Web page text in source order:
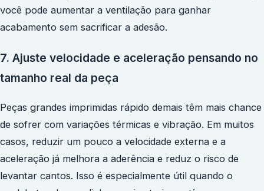
você pode aumentar a ventilação para ganhar
acabamento sem sacrificar a adesão.
7. Ajuste velocidade e aceleração pensando no
tamanho real da peça
Peças grandes imprimidas rápido demais têm mais chance
de sofrer com variações térmicas e vibração. Em muitos
casos, reduzir um pouco a velocidade externa e a
aceleração já melhora a aderência e reduz o risco de
levantar cantos. Isso é especialmente útil quando o